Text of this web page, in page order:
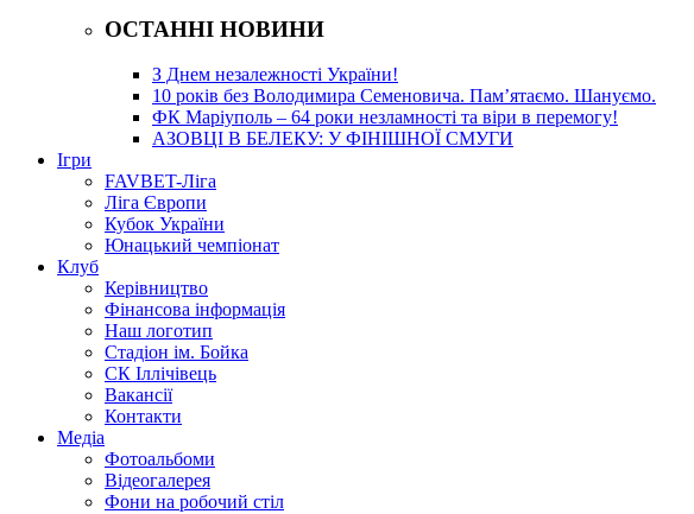
ОСТАННІ НОВИНИ
З Днем незалежності України!
10 років без Володимира Семеновича. Пам’ятаємо. Шануємо.
ФК Маріуполь – 64 роки незламності та віри в перемогу!
АЗОВЦІ В БЕЛЕКУ: У ФІНІШНОЇ СМУГИ
Ігри
FAVBET-Ліга
Ліга Європи
Кубок України
Юнацький чемпіонат
Клуб
Керівництво
Фінансова інформація
Наш логотип
Стадіон ім. Бойка
СК Іллічівець
Вакансії
Контакти
Медіа
Фотоальбоми
Відеогалерея
Фони на робочий стіл